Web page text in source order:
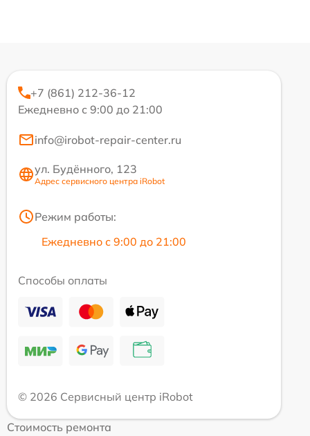
+7 (861) 212-36-12
Ежедневно с 9:00 до 21:00
info@irobot-repair-center.ru
ул. Будённого, 123
Адрес сервисного центра iRobot
Режим работы:
Ежедневно с 9:00 до 21:00
Способы оплаты
© 2026 Сервисный центр iRobot
Стоимость ремонта